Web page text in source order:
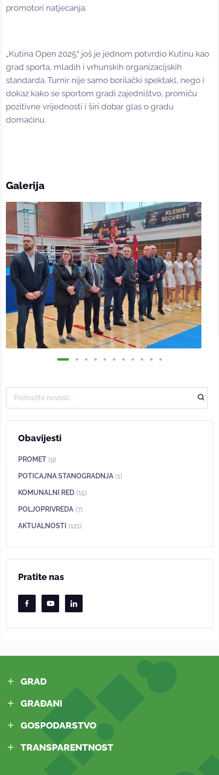
promotori natjecanja.
„Kutina Open 2025.“ još je jednom potvrdio Kutinu kao
grad sporta, mladih i vrhunskih organizacijskih
standarda. Turnir nije samo borilački spektakl, nego i
dokaz kako se sportom gradi zajedništvo, promiču
pozitivne vrijednosti i širi dobar glas o gradu
domaćinu.
Galerija
Obavijesti
PROMET (9)
POTICAJNA STANOGRADNJA (1)
KOMUNALNI RED (15)
POLJOPRIVREDA (7)
AKTUALNOSTI (121)
Pratite nas
GRAD
GRAĐANI
GOSPODARSTVO
TRANSPARENTNOST